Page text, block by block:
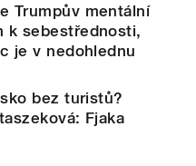
Trumpův mentální
k sebestřednosti,
je v nedohlednu
bez turistů?
Fjaka